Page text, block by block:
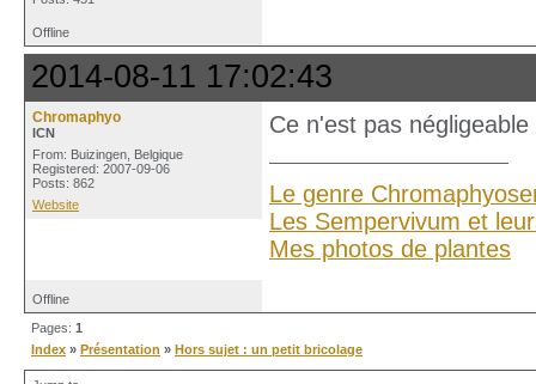
Offline
2014-08-11 17:02:43
Chromaphyo
ICN
From: Buizingen, Belgique
Registered: 2007-09-06
Posts: 862
Website
Ce n'est pas
Le genre
Les Sempervivum et
Mes photos de plantes
Offline
Pages: 1
Index » Présentation » Hors sujet : un petit bricolage